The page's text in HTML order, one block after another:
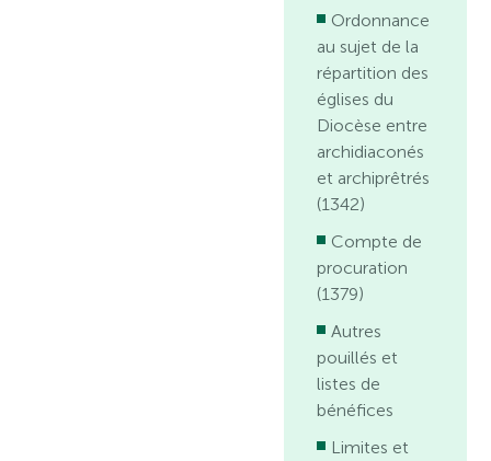
Ordonnance
au sujet de la
répartition des
églises du
Diocèse entre
archidiaconés
et archiprêtrés
(1342)
Compte de
procuration
(1379)
Autres
pouillés et
listes de
bénéfices
Limites et